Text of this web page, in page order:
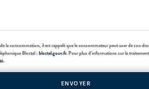
la consommation, il est rappelé que le consommateur peut user de son
Bloctel : bloctel.gouv.fr. Pour plus d'informations sur le
.